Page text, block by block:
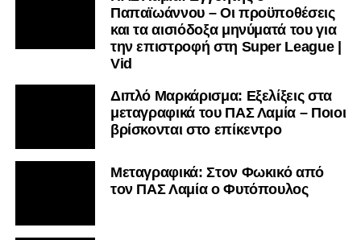
Παπαϊωάννου – Οι προϋποθέσεις
και τα αισιόδοξα μηνύματά του για
την επιστροφή στη Super League |
Vid
Διπλό Μαρκάρισμα: Εξελίξεις στα
μεταγραφικά του ΠΑΣ Λαμία – Ποιοι
βρίσκονται στο επίκεντρο
Μεταγραφικά: Στον Φωκικό από
τον ΠΑΣ Λαμία ο Φυτόπουλος